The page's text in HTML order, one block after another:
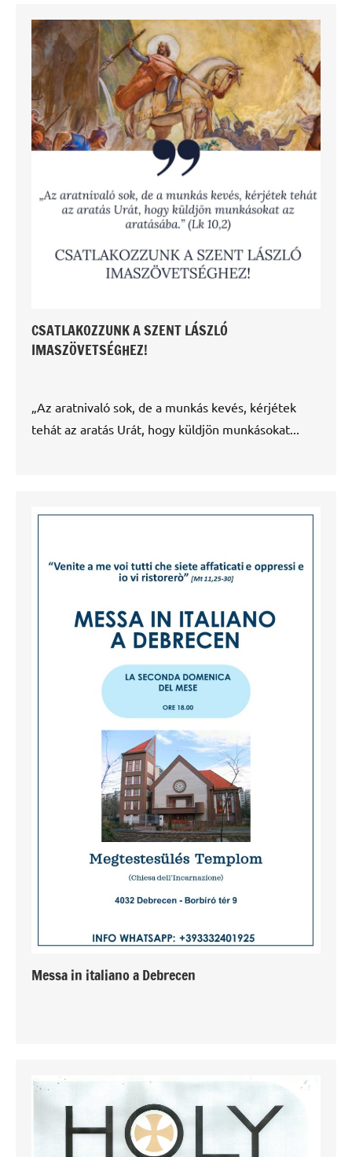
CSATLAKOZZUNK A SZENT LÁSZLÓ
IMASZÖVETSÉGHEZ!
„Az aratnivaló sok, de a munkás kevés, kérjétek
tehát az aratás Urát, hogy küldjön munkásokat...
Messa in italiano a Debrecen